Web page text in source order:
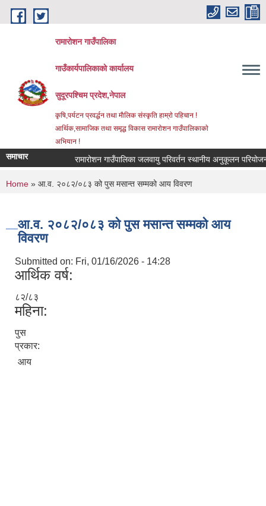
Skip to main content
रामारोशन गाउँपालिका
गाउँकार्यपालिकाकाे कार्यालय
सुदूरपश्चिम प्रदेश,नेपाल
कृषि,पर्यटन प्रवर्द्धन तथा माैलिक संस्कृति हाम्राे पहिचान !
आर्थिक,सामाजिक तथा समृद्ध विकास रामाराेशन गाउँपालिकाकाे
अभियान !
समाचार रामारोशन गाउँपालिका जलवायु परिवर्तन स्थानीय अनुकूलन
You are here
Home » आ.व. २०८२/०८३ को पुस मसान्त सम्मको आय विवरण
आ.व. २०८२/०८३ को पुस मसान्त सम्मको आय
विवरण
Submitted on: Fri, 01/16/2026 - 14:28
आर्थिक वर्ष:
८२/८३
महिना:
पुस
प्रकार:
आय